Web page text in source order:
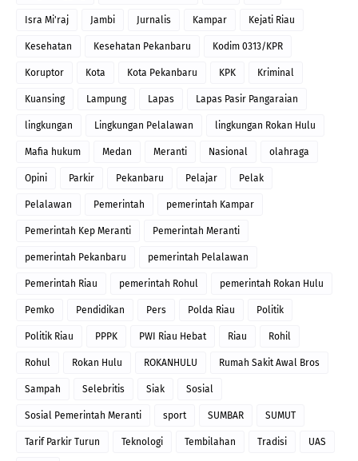
Isra Mi'raj Jambi Jurnalis Kampar Kejati Riau
Kesehatan Kesehatan Pekanbaru Kodim 0313/KPR
Koruptor Kota Kota Pekanbaru KPK Kriminal
Kuansing Lampung Lapas Lapas Pasir Pangaraian
lingkungan Lingkungan Pelalawan lingkungan Rokan Hulu
Mafia hukum Medan Meranti Nasional olahraga
Opini Parkir Pekanbaru Pelajar Pelak
Pelalawan Pemerintah pemerintah Kampar
Pemerintah Kep Meranti Pemerintah Meranti
pemerintah Pekanbaru pemerintah Pelalawan
Pemerintah Riau pemerintah Rohul pemerintah Rokan Hulu
Pemko Pendidikan Pers Polda Riau Politik
Politik Riau PPPK PWI Riau Hebat Riau Rohil
Rohul Rokan Hulu ROKANHULU Rumah Sakit Awal Bros
Sampah Selebritis Siak Sosial
Sosial Pemerintah Meranti sport SUMBAR SUMUT
Tarif Parkir Turun Teknologi Tembilahan Tradisi UAS